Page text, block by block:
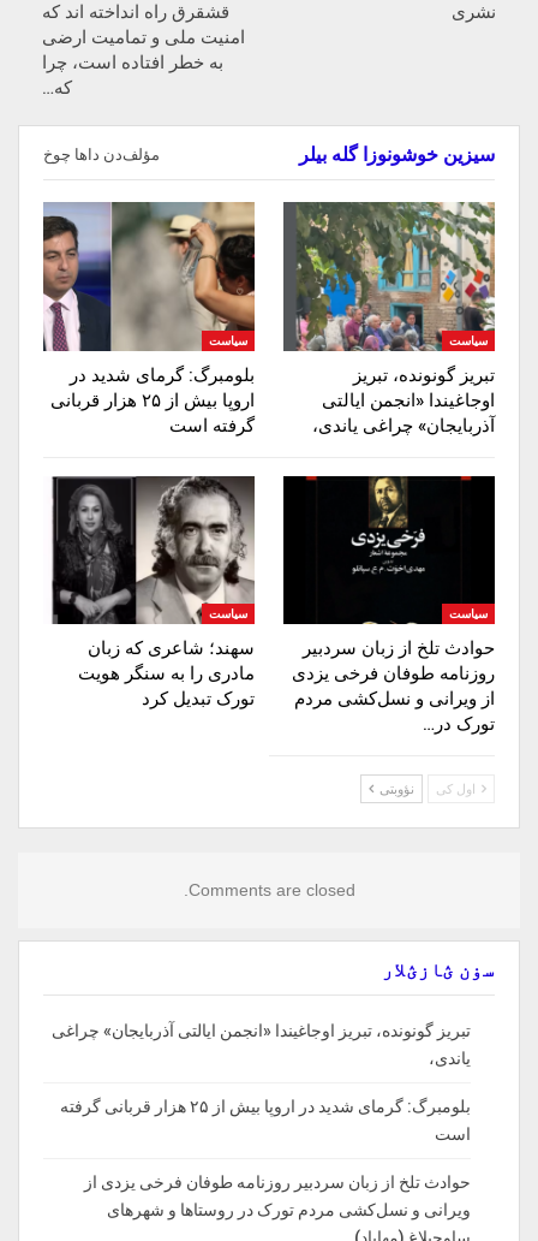
نشری
قشقرق راه انداخته اند که
امنیت ملی و تمامیت ارضی
به خطر افتاده است، چرا
که…
سیزین خوشونوزا گله بیلر مؤلف‌دن داها چوخ
سیاست
تبریز گونونده، تبریز
اوجاغیندا «انجمن ایالتی
آذربایجان» چراغی یاندی،
سیاست
بلومبرگ: گرمای شدید در
اروپا بیش از ۲۵ هزار قربانی
گرفته است
سیاست
حوادث تلخ از زبان سردبیر
روزنامه‌ طوفان فرخی یزدی
از ویرانی و نسل‌کشی مردم
تورک در…
سیاست
سهند؛ شاعری که زبان
مادری را به سنگر هویت
تورک تبدیل کرد
اول کی نؤوبتی
Comments are closed.
سۏن ؽازؽلار
تبریز گونونده، تبریز اوجاغیندا «انجمن ایالتی آذربایجان» چراغی
یاندی،
بلومبرگ: گرمای شدید در اروپا بیش از ۲۵ هزار قربانی گرفته
است
حوادث تلخ از زبان سردبیر روزنامه‌ طوفان فرخی یزدی از
ویرانی و نسل‌کشی مردم تورک در روستاها و شهرهای
ساوجبلاغ (مهاباد)